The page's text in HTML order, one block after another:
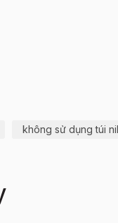
không sử dụng túi